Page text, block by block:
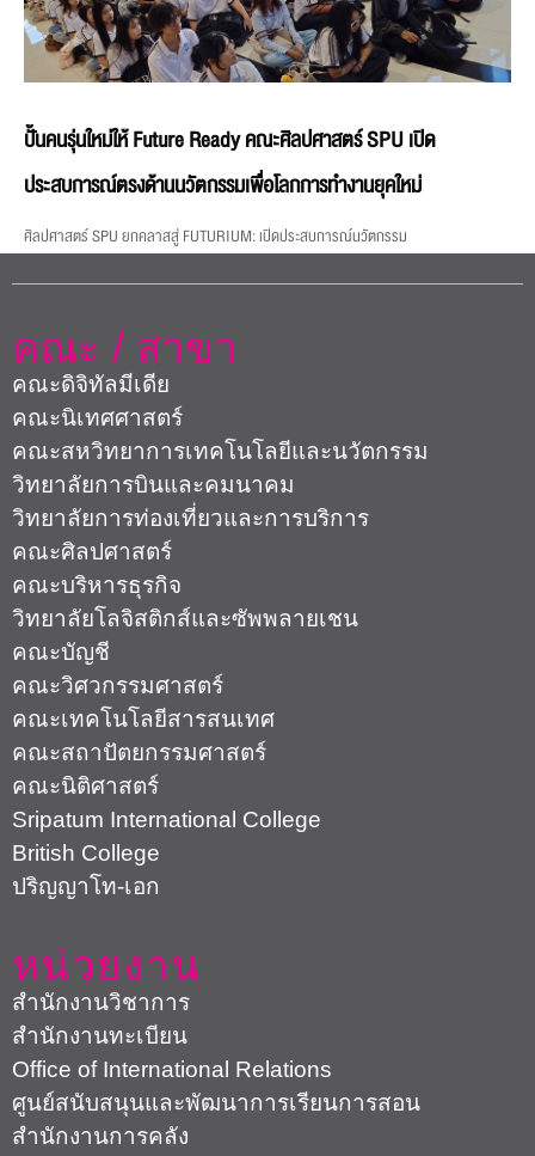
ปั้นคนรุ่นใหม่ให้ Future Ready คณะศิลปศาสตร์ SPU เปิด
ประสบการณ์ตรงด้านนวัตกรรมเพื่อโลกการทำงานยุคใหม่
ศิลปศาสตร์ SPU ยกคลาสสู่ FUTURIUM: เปิดประสบการณ์นวัตกรรม
คณะ / สาขา
คณะดิจิทัลมีเดีย
คณะนิเทศศาสตร์
คณะสหวิทยาการเทคโนโลยีและนวัตกรรม
วิทยาลัยการบินและคมนาคม
วิทยาลัยการท่องเที่ยวและการบริการ
คณะศิลปศาสตร์
คณะบริหารธุรกิจ
วิทยาลัยโลจิสติกส์และซัพพลายเชน
คณะบัญชี
คณะวิศวกรรมศาสตร์
คณะเทคโนโลยีสารสนเทศ
คณะสถาปัตยกรรมศาสตร์
คณะนิติศาสตร์
Sripatum International College
British College
ปริญญาโท-เอก
หน่วยงาน
สำนักงานวิชาการ
สำนักงานทะเบียน
Office of International Relations
ศูนย์สนับสนุนและพัฒนาการเรียนการสอน
สำนักงานการคลัง